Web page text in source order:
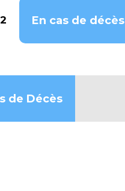
En cas de décès
de Décès